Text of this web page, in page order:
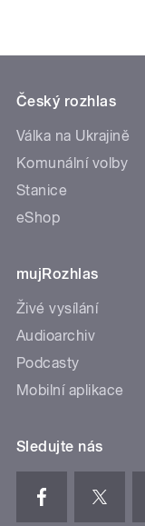
Český rozhlas
Válka na Ukrajině
Komunální volby
Stanice
eShop
mujRozhlas
Živé vysílání
Audioarchiv
Podcasty
Mobilní aplikace
Sledujte nás